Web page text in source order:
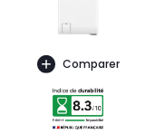
Comparer